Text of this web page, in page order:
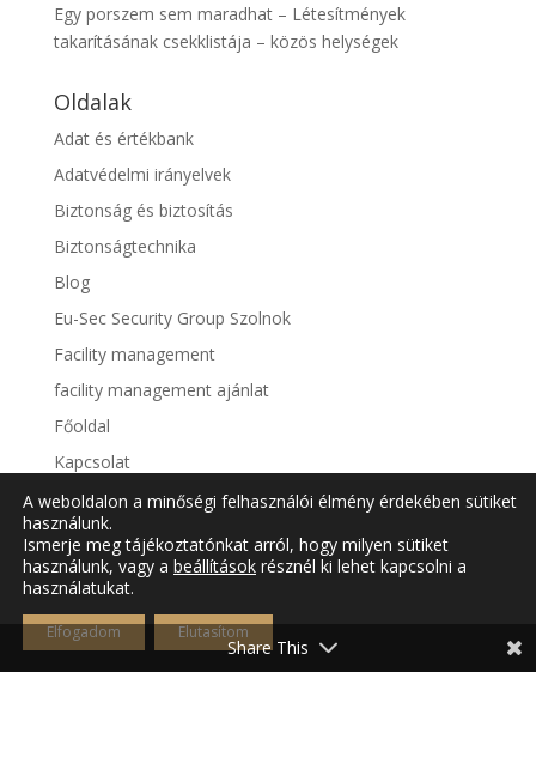
Egy porszem sem maradhat – Létesítmények
takarításának csekklistája – közös helységek
Oldalak
Adat és értékbank
Adatvédelmi irányelvek
Biztonság és biztosítás
Biztonságtechnika
Blog
Eu-Sec Security Group Szolnok
Facility management
facility management ajánlat
Főoldal
Kapcsolat
Költsegcsökkentő extra ajánlat
őrzés- védelem ajánlat
Őrzés- védelem elemzés letöltés
Tűzvédelem
A weboldalon a minőségi felhasználói élmény érdekében sütiket
használunk.
Ismerje meg tájékoztatónkat arról, hogy milyen sütiket
használunk, vagy a beállítások résznél ki lehet kapcsolni a
használatukat.
Elfogadom Elutasítom
Share This